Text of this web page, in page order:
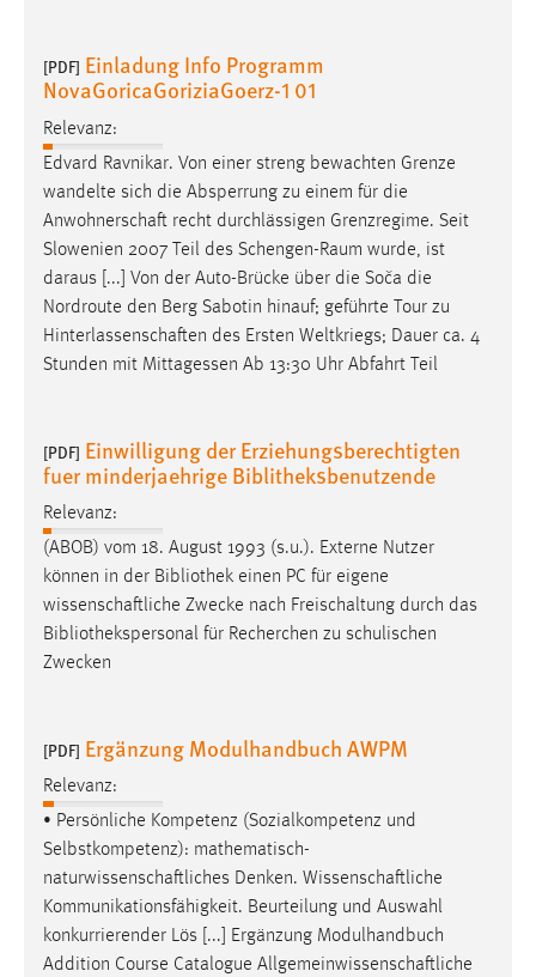
[PDF] Einladung Info Programm
NovaGoricaGoriziaGoerz-1 01
Relevanz:
Edvard Ravnikar. Von einer streng bewachten Grenze
wandelte sich die Absperrung zu einem für die
Anwohnerschaft recht durchlässigen Grenzregime. Seit
Slowenien 2007 Teil des Schengen-Raum wurde, ist
daraus [...] Von der Auto-Brücke über die Soča die
Nordroute den Berg Sabotin hinauf; geführte Tour zu
Hinterlassenschaften des Ersten Weltkriegs; Dauer ca. 4
Stunden mit Mittagessen Ab 13:30 Uhr Abfahrt Teil
[PDF] Einwilligung der Erziehungsberechtigten
fuer minderjaehrige Biblitheksbenutzende
Relevanz:
(ABOB) vom 18. August 1993 (s.u.). Externe Nutzer
können in der Bibliothek einen PC für eigene
wissenschaftliche Zwecke nach Freischaltung durch das
Bibliothekspersonal für Recherchen zu schulischen
Zwecken
[PDF] Ergänzung Modulhandbuch AWPM
Relevanz:
• Persönliche Kompetenz (Sozialkompetenz und
Selbstkompetenz): mathematisch-
naturwissenschaftliches Denken. Wissenschaftliche
Kommunikationsfähigkeit. Beurteilung und Auswahl
konkurrierender Lös [...] Ergänzung Modulhandbuch
Addition Course Catalogue Allgemeinwissenschaftliche